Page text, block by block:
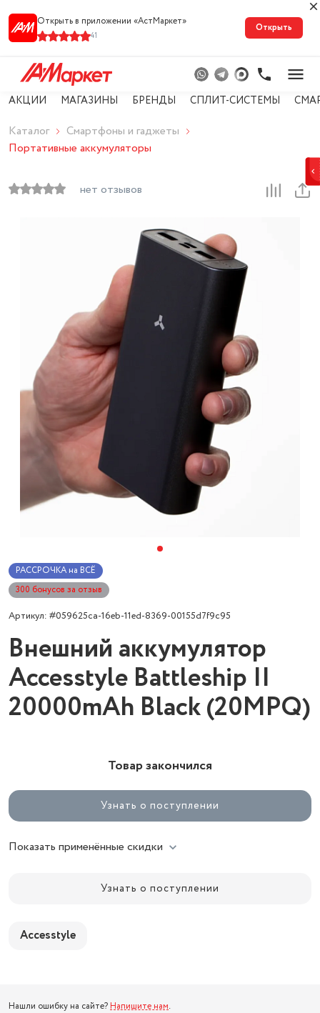
Открыть в приложении «АстМарке‪т‬»
41
Открыть
АКЦИИ МАГАЗИНЫ БРЕНДЫ СПЛИТ-СИСТЕМЫ
Каталог
Смартфоны и гаджеты
Портативные аккумуляторы
нет отзывов
РАССРОЧКА на ВСЁ
300 бонусов за отзыв
Артикул: #059625ca-16eb-11ed-8369-00155d7f9c95
Внешний аккумулятор
Accesstyle Battleship II
20000mAh Black (20MPQ)
Товар закончился
Узнать о поступлении
Показать применённые скидки
Узнать о поступлении
Accesstyle
Нашли ошибку на сайте? Напишите нам.